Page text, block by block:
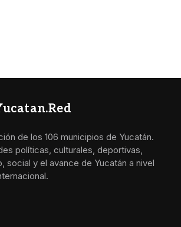
de los 106 municipios de Yucatán.
políticas, culturales, deportivas,
social y el avance de Yucatán a nivel